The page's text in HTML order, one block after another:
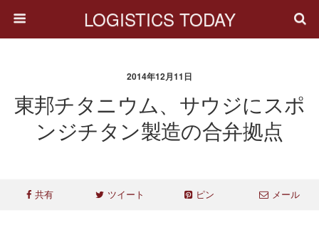
LOGISTICS TODAY
2014年12月11日
東邦チタニウム、サウジにスポ
ンジチタン製造の合弁拠点
共有 ツイート ピン メール